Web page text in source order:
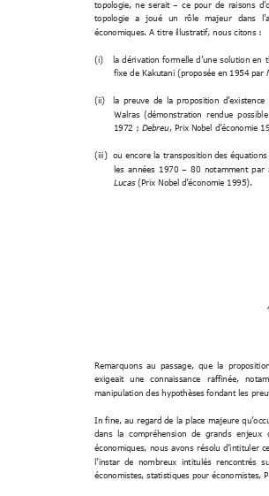
topologie, ne serait – ce pour de raisons
topologie
a joué un rôle majeur dans
économiques. A titre illustratif, nous citons :
(i) la dérivation formelle d’une solution en
fixe de Kakutani (proposée en 1954 par
(ii) la preuve de la proposition d’existence
Walras (démonstration rendue possible
1972 ; Debreu, Prix Nobel d’économie
(iii) ou encore la transposition des équations
les années 1970 – 80 notamment par
Lucas (Prix Nobel d’économie 1995).
Remarquons au passage, que la proposition
exigeait
une connaissance raffinée,
manipulation des hypothèses fondant les
In fine, au regard de la place majeure
dans  la  compréhension de  grands  enjeux
économiques, nous avons résolu d’intituler
l’instar de nombreux intitulés rencontrés
économistes, statistiques pour économistes,